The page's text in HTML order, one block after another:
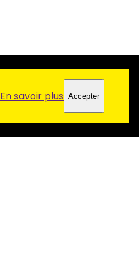
En savoir plus Accepter